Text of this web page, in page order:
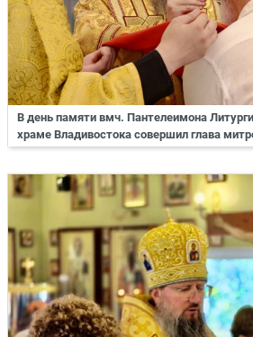
В день памяти вмч. Пантелеимона
храме Владивостока совершил глава